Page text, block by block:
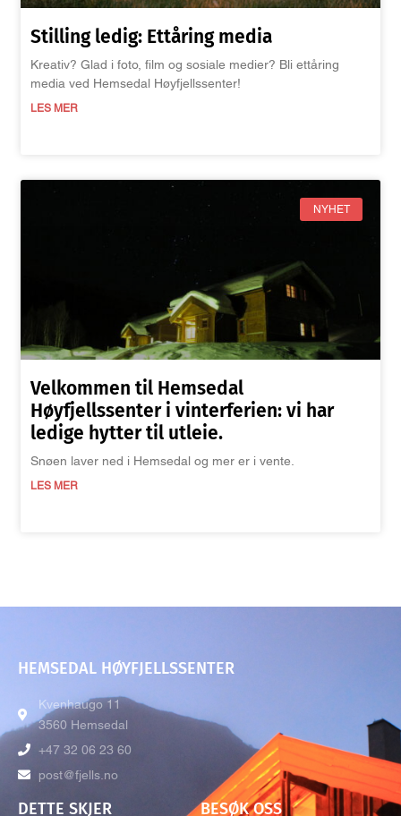
Stilling ledig: Ettåring media
Kreativ? Glad i foto, film og sosiale medier? Bli ettåring
media ved Hemsedal Høyfjellssenter!
LES MER
NYHET
Velkommen til Hemsedal
Høyfjellssenter i vinterferien: vi har
ledige hytter til utleie.
Snøen laver ned i Hemsedal og mer er i vente.
LES MER
HEMSEDAL HØYFJELLSSENTER
Kvenhaugo 11
3560 Hemsedal
+47 32 06 23 60
post@fjells.no
DETTE SKJER BESØK OSS